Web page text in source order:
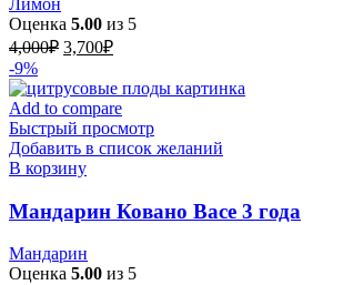
Лимон
Оценка 5.00 из 5
4,000₽ Первоначальная
составляла
4,000₽.
3,700₽Текущая
3,700₽.
-9%
Add to compare
Быстрый просмотр
Добавить в список желаний
В корзину
Мандарин Ковано Васе 3 года
Мандарин
Оценка 5.00 из 5